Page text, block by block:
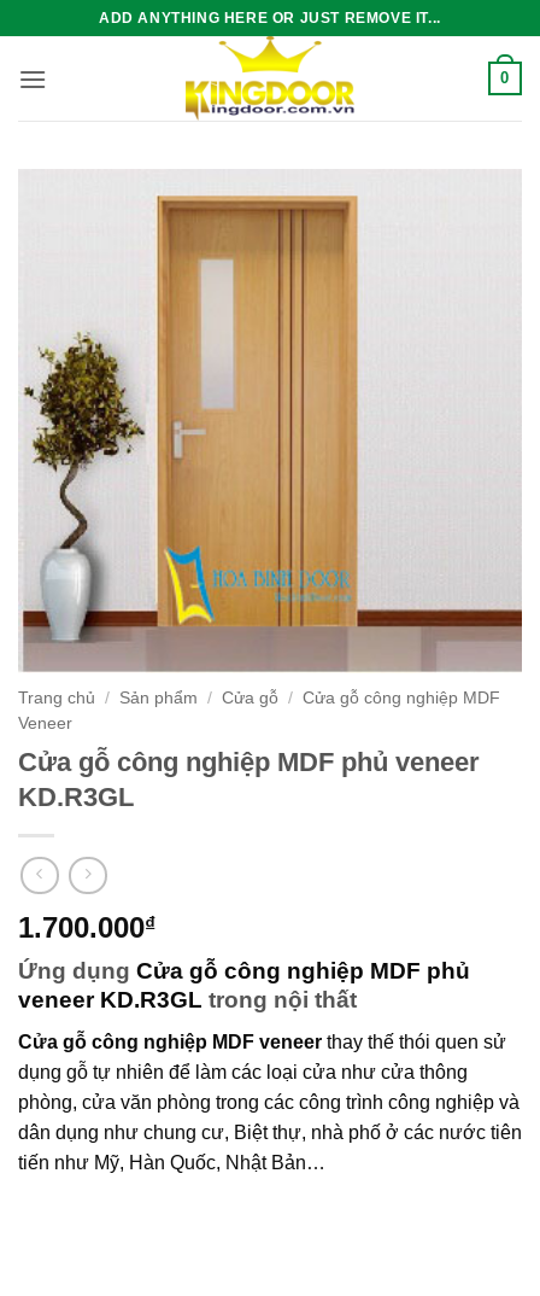
nội
ADD ANYTHING HERE OR JUST REMOVE IT...
0
Trang chủ / Sản phẩm / Cửa gỗ / Cửa gỗ công nghiệp MDF
Veneer
Cửa gỗ công nghiệp MDF phủ veneer
KD.R3GL
1.700.000₫
Ứng dụng Cửa gỗ công nghiệp MDF phủ
veneer KD.R3GL trong nội thất
Cửa gỗ công nghiệp MDF veneer thay thế thói quen sử
dụng gỗ tự nhiên để làm các loại cửa như cửa thông
phòng, cửa văn phòng trong các công trình công nghiệp và
dân dụng như chung cư, Biệt thự, nhà phố ở các nước tiên
tiến như Mỹ, Hàn Quốc, Nhật Bản…